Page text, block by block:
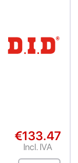
€133.47
Incl. IVA